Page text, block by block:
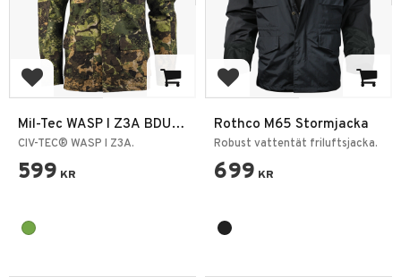
Lägg till i favoriter
Mil-Tec WASP I Z3A BDU
Fältjacka
CIV-TEC® WASP I Z3A.
599 KR
Lägg till i favoriter
Rothco M65 Stormjacka
Robust vattentät friluftsjacka.
699 KR